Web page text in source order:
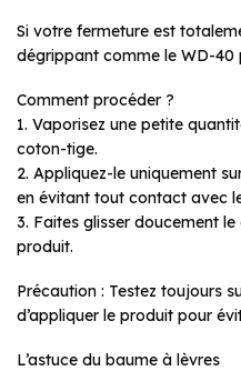
Si votre fermeture est
dégrippant comme le WD-40
Comment procéder ?
1. Vaporisez une petite
coton-tige.
2. Appliquez-le uniquement
en évitant tout contact avec
3. Faites glisser doucement
produit.
Précaution : Testez toujours
d’appliquer le produit pour
L’astuce du baume à lèvres